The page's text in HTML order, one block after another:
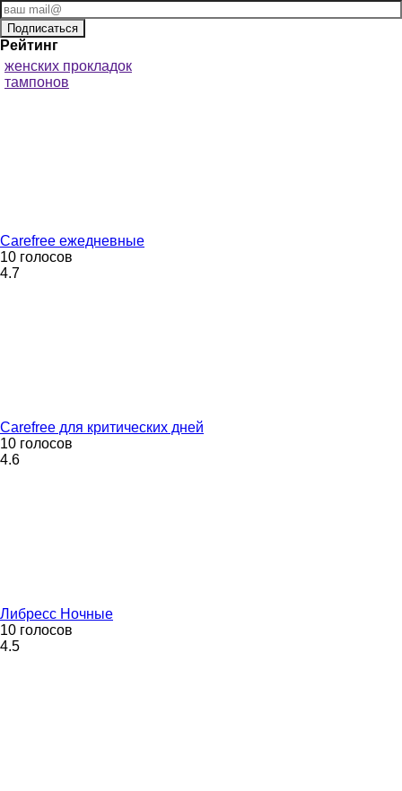
Рейтинг
женских прокладок
тампонов
Carefree ежедневные
10 голосов
4.7
Carefree для критических дней
10 голосов
4.6
Либресс Ночные
10 голосов
4.5